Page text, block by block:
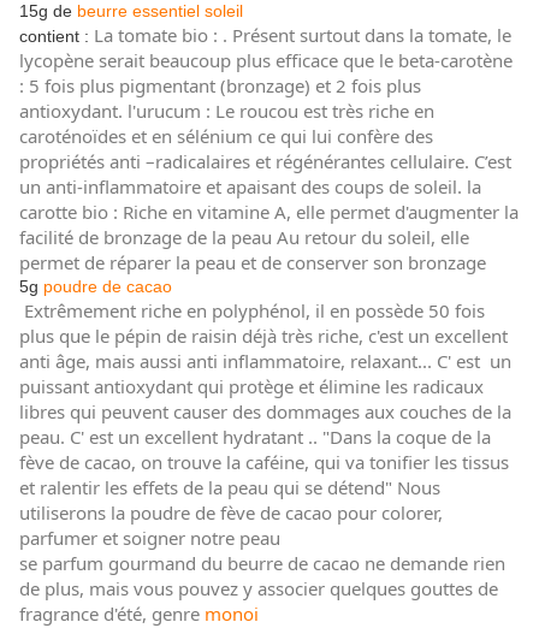
15g de beurre essentiel soleil
contient : La tomate bio : . Présent surtout dans la tomate, le
lycopène serait beaucoup plus efficace que le beta-carotène
: 5 fois plus pigmentant (bronzage) et 2 fois plus
antioxydant. l'urucum : Le roucou est très riche en
caroténoïdes et en sélénium ce qui lui confère des
propriétés anti –radicalaires et régénérantes cellulaire. C’est
un anti-inflammatoire et apaisant des coups de soleil. la
carotte bio : Riche en vitamine A, elle permet d'augmenter la
facilité de bronzage de la peau Au retour du soleil, elle
permet de réparer la peau et de conserver son bronzage
5g poudre de cacao
Extrêmement riche en polyphénol, il en possède 50 fois
plus que le pépin de raisin déjà très riche, c'est un excellent
anti âge, mais aussi anti inflammatoire, relaxant... C' est un
puissant antioxydant qui protège et élimine les radicaux
libres qui peuvent causer des dommages aux couches de la
peau. C' est un excellent hydratant .. "Dans la coque de la
fève de cacao, on trouve la caféine, qui va tonifier les tissus
et ralentir les effets de la peau qui se détend" Nous
utiliserons la poudre de fève de cacao pour colorer,
parfumer et soigner notre peau
se parfum gourmand du beurre de cacao ne demande rien
de plus, mais vous pouvez y associer quelques gouttes de
fragrance d'été, genre monoi